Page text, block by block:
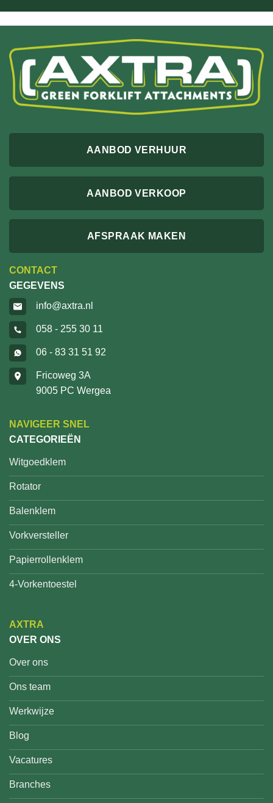
AANBOD VERHUUR
AANBOD VERKOOP
AFSPRAAK MAKEN
CONTACT
GEGEVENS
info@axtra.nl
058 - 255 30 11
06 - 83 31 51 92
Fricoweg 3A
9005 PC Wergea
NAVIGEER SNEL
CATEGORIEËN
Witgoedklem
Rotator
Balenklem
Vorkversteller
Papierrollenklem
4-Vorkentoestel
AXTRA
OVER ONS
Over ons
Ons team
Werkwijze
Blog
Vacatures
Branches